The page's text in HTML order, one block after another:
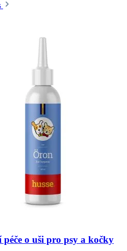
o uši pro psy a kočky